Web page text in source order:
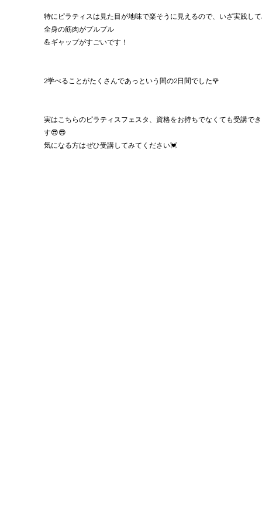
特にピラティスは見た目が地味で楽そうに見えるので、いざ実践し
全身の筋肉がプルプル
💪ギャップがすごいです！
2学べることがたくさんであっという間の2日間でした🌹
実はこちらのピラティスフェスタ、資格をお持ちでなくても受講で
す😎😎
気になる方はぜひ受講してみてください💓